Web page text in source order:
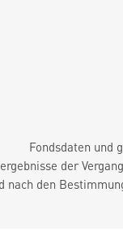
Fondsdaten und
der
den